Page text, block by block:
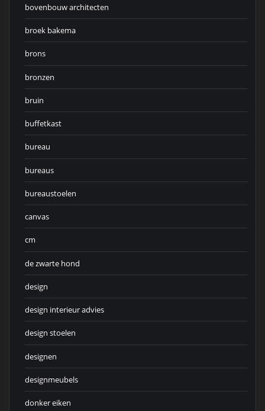
bovenbouw architecten
broek bakema
brons
bronzen
bruin
buffetkast
bureau
bureaus
bureaustoelen
canvas
cm
de zwarte hond
design
design interieur advies
design stoelen
designen
designmeubels
donker eiken